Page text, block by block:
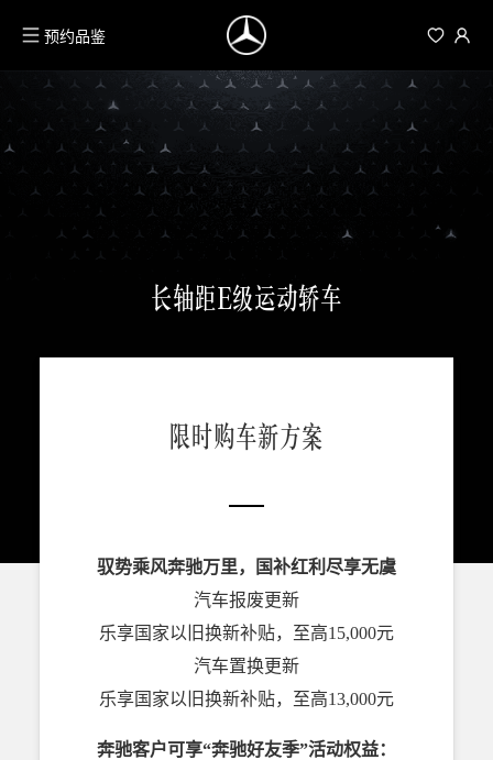
预约品鉴
长轴距E级运动轿车
限时购车新方案
驭势乘风奔驰万里，国补红利尽享无虞
汽车报废更新
乐享国家以旧换新补贴，至高15,000元
汽车置换更新
乐享国家以旧换新补贴，至高13,000元
奔驰客户可享“奔驰好友季”活动权益：